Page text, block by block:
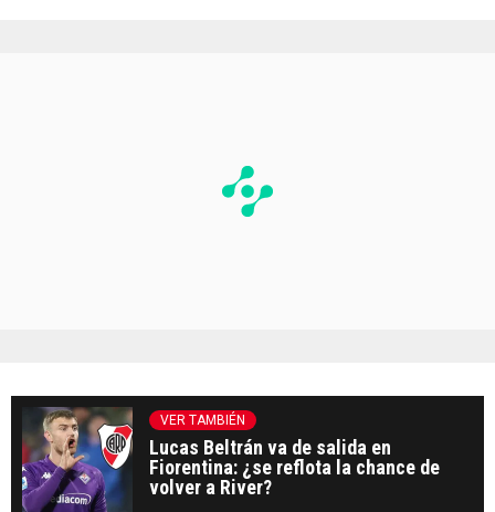
VER TAMBIÉN
Lucas Beltrán va de salida en
Fiorentina: ¿se reflota la chance de
volver a River?